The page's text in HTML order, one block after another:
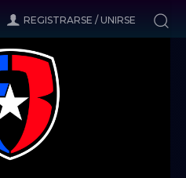
REGISTRARSE / UNIRSE